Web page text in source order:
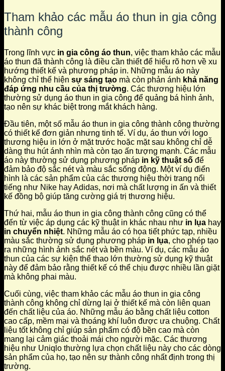
Tham khảo các mẫu áo thun in gia công
thành công
Trong lĩnh vực in gia công áo thun, việc tham khảo các mẫu
áo thun đã thành công là điều cần thiết để hiểu rõ hơn về xu
hướng thiết kế và phương pháp in. Những mẫu áo này
không chỉ thể hiện sự sáng tạo mà còn phản ánh khả năng
đáp ứng nhu cầu của thị trường. Các thương hiệu lớn
thường sử dụng áo thun in gia công để quảng bá hình ảnh,
tạo nên sự khác biệt trong mắt khách hàng.
Đầu tiên, một số mẫu áo thun in gia công thành công thường
có thiết kế đơn giản nhưng tinh tế. Ví dụ, áo thun với logo
thương hiệu in lớn ở mặt trước hoặc mặt sau không chỉ dễ
dàng thu hút ánh nhìn mà còn tạo ấn tượng mạnh. Các mẫu
áo này thường sử dụng phương pháp in kỹ thuật số để
đảm bảo độ sắc nét và màu sắc sống động. Một ví dụ điển
hình là các sản phẩm của các thương hiệu thời trang nổi
tiếng như Nike hay Adidas, nơi mà chất lượng in ấn và thiết
kế đồng bộ giúp tăng cường giá trị thương hiệu.
Thứ hai, mẫu áo thun in gia công thành công cũng có thể
đến từ việc áp dụng các kỹ thuật in khác nhau như in lụa hay
in chuyển nhiệt. Những mẫu áo có họa tiết phức tạp, nhiều
màu sắc thường sử dụng phương pháp in lụa, cho phép tạo
ra những hình ảnh sắc nét và bền màu. Ví dụ, các mẫu áo
thun của các sự kiện thể thao lớn thường sử dụng kỹ thuật
này để đảm bảo rằng thiết kế có thể chịu được nhiều lần giặt
mà không phai màu.
Cuối cùng, việc tham khảo các mẫu áo thun in gia công
thành công không chỉ dừng lại ở thiết kế mà còn liên quan
đến chất liệu của áo. Những mẫu áo bằng chất liệu cotton
cao cấp, mềm mại và thoáng khí luôn được ưa chuộng. Chất
liệu tốt không chỉ giúp sản phẩm có độ bền cao mà còn
mang lại cảm giác thoải mái cho người mặc. Các thương
hiệu như Uniqlo thường lựa chọn chất liệu này cho các dòng
sản phẩm của họ, tạo nên sự thành công nhất định trong thị
trường.